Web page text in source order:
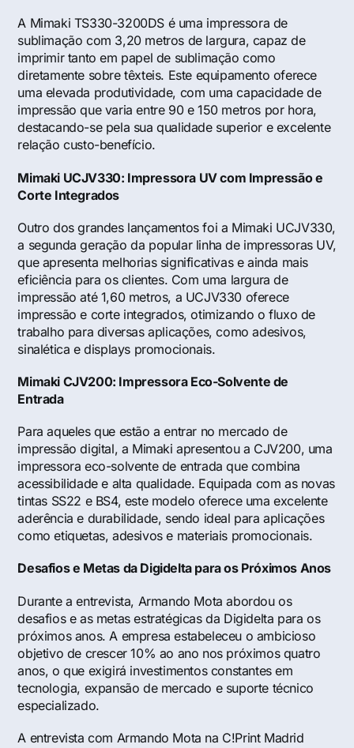
A Mimaki TS330-3200DS é uma impressora de
sublimação com 3,20 metros de largura, capaz de
imprimir tanto em papel de sublimação como
diretamente sobre têxteis. Este equipamento oferece
uma elevada produtividade, com uma capacidade de
impressão que varia entre 90 e 150 metros por hora,
destacando-se pela sua qualidade superior e excelente
relação custo-benefício.
Mimaki UCJV330: Impressora UV com Impressão e
Corte Integrados
Outro dos grandes lançamentos foi a Mimaki UCJV330,
a segunda geração da popular linha de impressoras UV,
que apresenta melhorias significativas e ainda mais
eficiência para os clientes. Com uma largura de
impressão até 1,60 metros, a UCJV330 oferece
impressão e corte integrados, otimizando o fluxo de
trabalho para diversas aplicações, como adesivos,
sinalética e displays promocionais.
Mimaki CJV200: Impressora Eco-Solvente de
Entrada
Para aqueles que estão a entrar no mercado de
impressão digital, a Mimaki apresentou a CJV200, uma
impressora eco-solvente de entrada que combina
acessibilidade e alta qualidade. Equipada com as novas
tintas SS22 e BS4, este modelo oferece uma excelente
aderência e durabilidade, sendo ideal para aplicações
como etiquetas, adesivos e materiais promocionais.
Desafios e Metas da Digidelta para os Próximos Anos
Durante a entrevista, Armando Mota abordou os
desafios e as metas estratégicas da Digidelta para os
próximos anos. A empresa estabeleceu o ambicioso
objetivo de crescer 10% ao ano nos próximos quatro
anos, o que exigirá investimentos constantes em
tecnologia, expansão de mercado e suporte técnico
especializado.
A entrevista com Armando Mota na C!Print Madrid